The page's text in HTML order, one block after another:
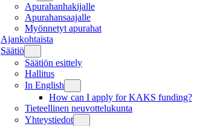
Apurahanhakijalle
Apurahansaajalle
Myönnetyt apurahat
Ajankohtaista
Säätiö
Säätiön esittely
Hallitus
In English
How can I apply for KAKS funding?
Tieteellinen neuvottelukunta
Yhteystiedot